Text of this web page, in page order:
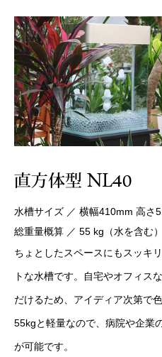
水槽サイズ ／ 横幅410mm 高さ
総重量概算 ／ 55 kg（水を含む）
ちょとしたスペースにもスッキ
トな水槽です。自宅やオフィス
だけるため、アイディア次第で
55kgと軽量なので、病院や企業
が可能です。